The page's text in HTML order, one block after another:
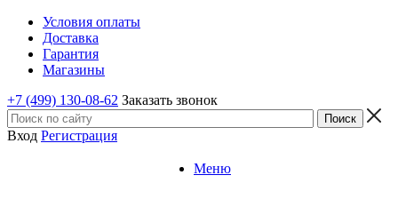
Условия оплаты
Доставка
Гарантия
Магазины
+7 (499) 130-08-62 Заказать звонок
Вход Регистрация
Меню